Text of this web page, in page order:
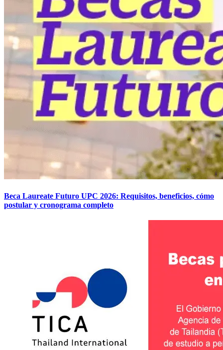
Beca Laureate Futuro UPC 2026: Requisitos, beneficios, cómo
postular y cronograma completo